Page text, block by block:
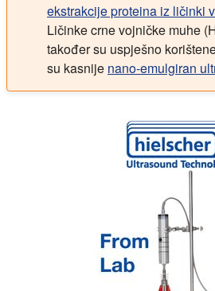
ekstrakcije proteina iz ličinki
Ličinke crne vojničke muhe
također su uspješno
su kasnije nano-emulgiran